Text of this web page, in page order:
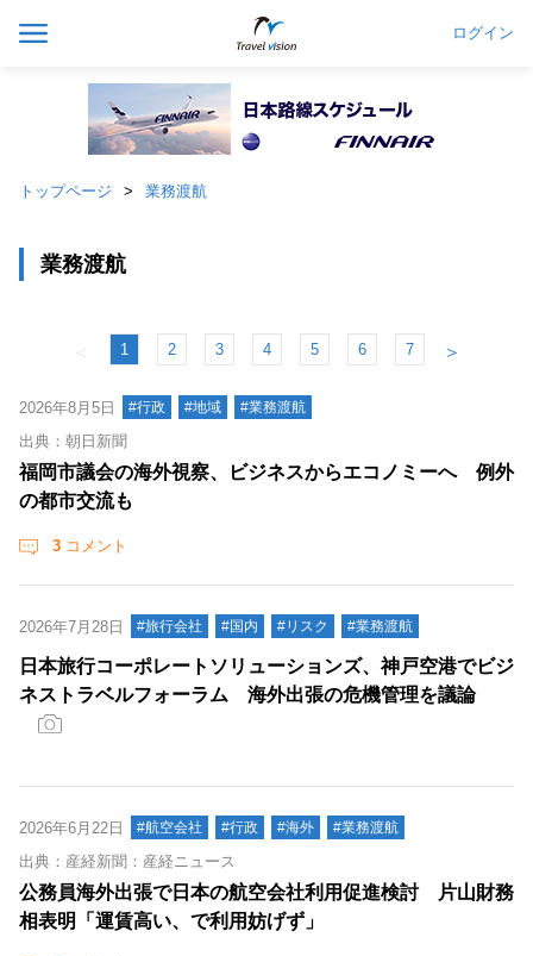
ログイン
トップページ 業務渡航
業務渡航
＜ 1 2 3 4 5 6 7 ＞
2026年8月5日 #行政 #地域 #業務渡航
出典：朝日新聞
福岡市議会の海外視察、ビジネスからエコノミーへ 例外
の都市交流も
3 コメント
2026年7月28日 #旅行会社 #国内 #リスク #業務渡航
日本旅行コーポレートソリューションズ、神戸空港でビジ
ネストラベルフォーラム 海外出張の危機管理を議論
2026年6月22日 #航空会社 #行政 #海外 #業務渡航
出典：産経新聞：産経ニュース
公務員海外出張で日本の航空会社利用促進検討 片山財務
相表明「運賃高い、で利用妨げず」